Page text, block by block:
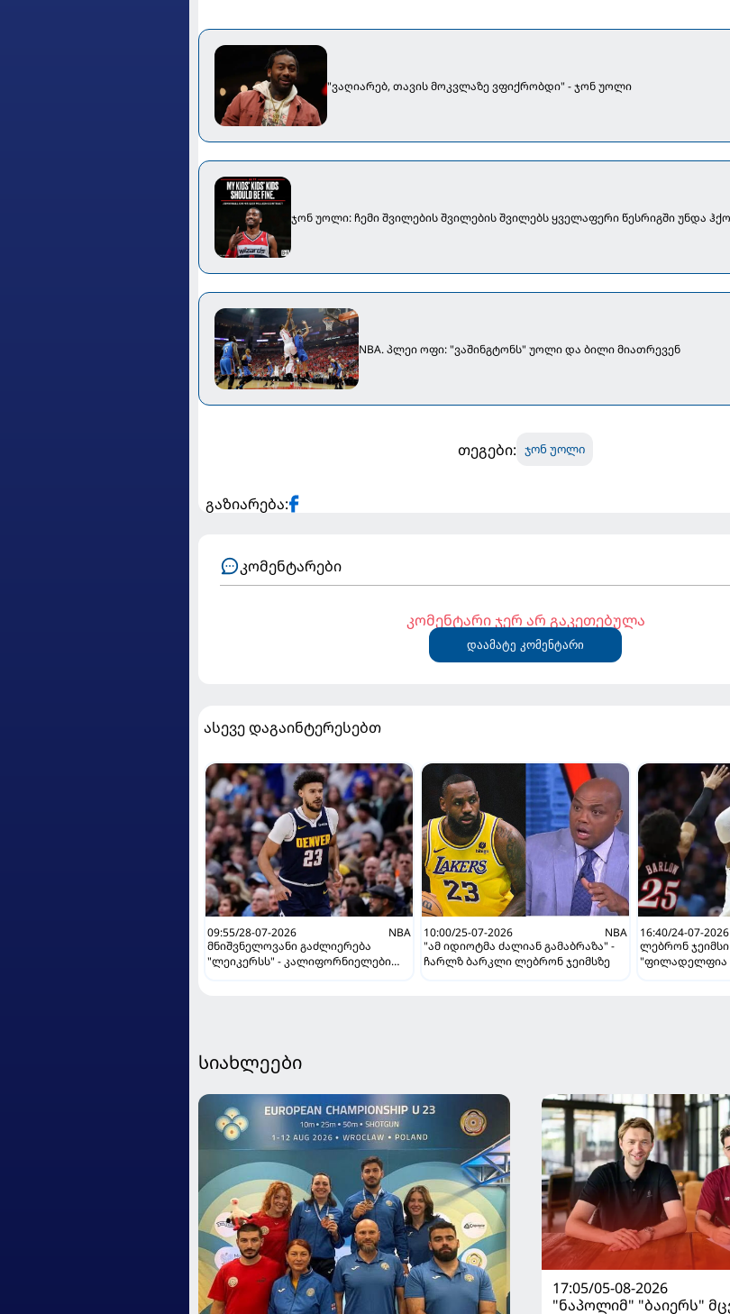
"ვაღიარებ, თავის მოკვლაზე ვფიქრობდი" - ჯონ უოლი
ჯონ უოლი: ჩემი შვილების შვილების შვილებს ყველაფერი წესრიგში უნდა
NBA. პლეი ოფი: "ვაშინგტონს" უოლი და ბილი მიათრევენ
თეგები: ჯონ უოლი
გაზიარება:
კომენტარები
კომენტარი ჯერ არ გაკეთებულა
დაამატე კომენტარი
ასევე დაგაინტერესებთ
09:55/28-07-2026
NBA
მნიშვნელოვანი გაძლიერება
"ლეიკერსს" - კალიფორნიელები
10:00/25-07-2026
NBA
"ამ იდიოტმა ძალიან გამაბრაზა" -
ჩარლზ ბარკლი ლებრონ ჯეიმსზე
16:40/24-07-2026
ლებრონ
"ფილადელფია
სიახლეები
17:05/05-08-2026
"ნაპოლიმ" "ბაიერს"